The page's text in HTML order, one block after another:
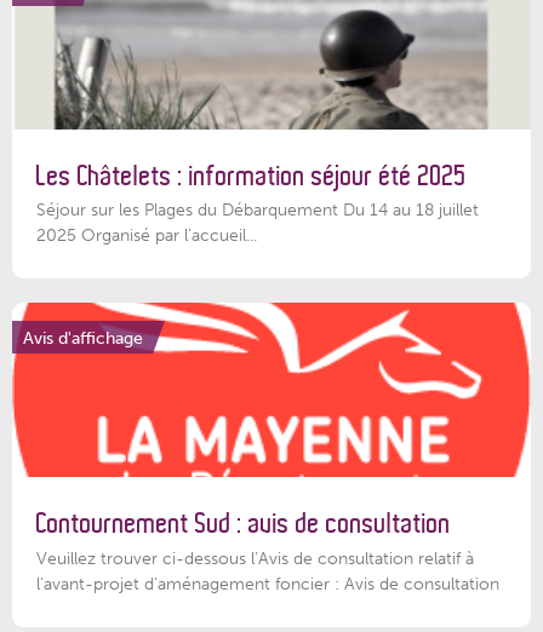
Les Châtelets : information séjour été 2025
Séjour sur les Plages du Débarquement Du 14 au 18 juillet
2025 Organisé par l’accueil...
Avis d'affichage
Contournement Sud : avis de consultation
Veuillez trouver ci-dessous l’Avis de consultation relatif à
l'avant-projet d'aménagement foncier : Avis de consultation